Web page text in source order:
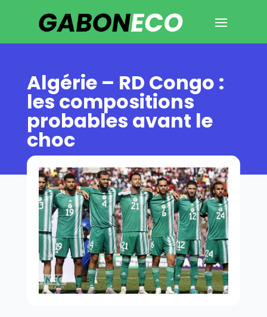
Algérie – RD Congo :
les compositions
probables avant le
choc